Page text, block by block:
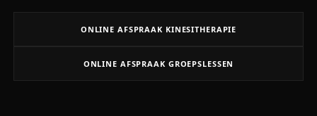
ONLINE AFSPRAAK KINESITHERAPIE
ONLINE AFSPRAAK GROEPSLESSEN